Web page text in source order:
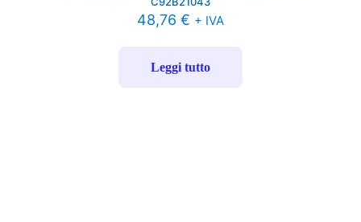
48,76 € + IVA
Leggi tutto